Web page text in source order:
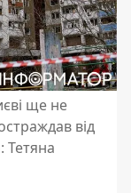
ще не
від
Тетяна